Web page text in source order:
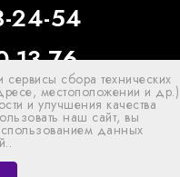
24-54
13-76
72-12
сервисы сбора технических
местоположении и др.)
и улучшения качества
наш сайт, вы
данных